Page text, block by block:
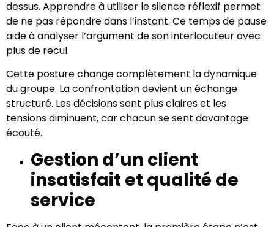
dessus. Apprendre à utiliser le silence réflexif permet
de ne pas répondre dans l’instant. Ce temps de pause
aide à analyser l’argument de son interlocuteur avec
plus de recul.
Cette posture change complètement la dynamique
du groupe. La confrontation devient un échange
structuré. Les décisions sont plus claires et les
tensions diminuent, car chacun se sent davantage
écouté.
Gestion d’un client
insatisfait et qualité de
service